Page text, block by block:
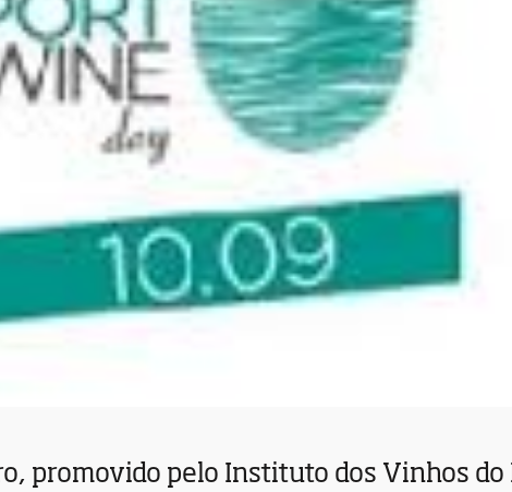
promovido pelo Instituto dos Vinhos do